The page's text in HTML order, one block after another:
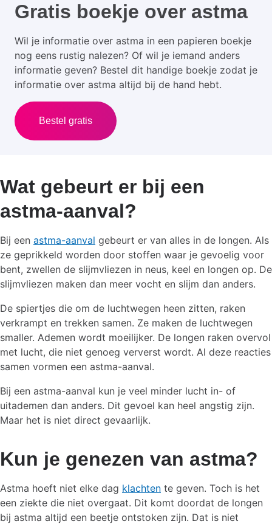
Gratis boekje over astma
Wil je informatie over astma in een papieren boekje
nog eens rustig nalezen? Of wil je iemand anders
informatie geven? Bestel dit handige boekje zodat je
informatie over astma altijd bij de hand hebt.
Bestel gratis
Wat gebeurt er bij een
astma-aanval?
Bij een astma-aanval gebeurt er van alles in de longen. Als
ze geprikkeld worden door stoffen waar je gevoelig voor
bent, zwellen de slijmvliezen in neus, keel en longen op. De
slijmvliezen maken dan meer vocht en slijm dan anders.
De spiertjes die om de luchtwegen heen zitten, raken
verkrampt en trekken samen. Ze maken de luchtwegen
smaller. Ademen wordt moeilijker. De longen raken overvol
met lucht, die niet genoeg ververst wordt. Al deze reacties
samen vormen een astma-aanval.
Bij een astma-aanval kun je veel minder lucht in- of
uitademen dan anders. Dit gevoel kan heel angstig zijn.
Maar het is niet direct gevaarlijk.
Kun je genezen van astma?
Astma hoeft niet elke dag klachten te geven. Toch is het
een ziekte die niet overgaat. Dit komt doordat de longen
bij astma altijd een beetje ontstoken zijn. Dat is niet